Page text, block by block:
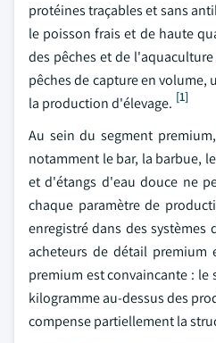
protéines traçables et sans
le poisson frais et de haute
des pêches et de
pêches de capture en
la production d'élevage. [1]
Au sein du segment
notamment le bar, la barbue,
et d'étangs d'eau douce ne
chaque paramètre de
enregistré dans des
acheteurs de détail premium
premium est convaincante : le
kilogramme au-dessus des
compense partiellement la